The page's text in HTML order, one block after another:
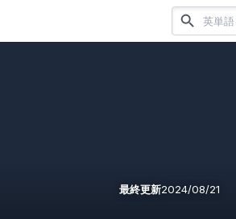
最終更新2024/08/21